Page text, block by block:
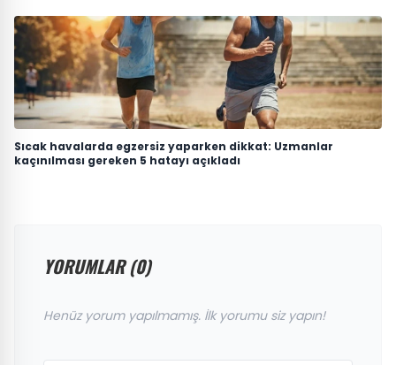
Sıcak havalarda egzersiz yaparken dikkat: Uzmanlar
kaçınılması gereken 5 hatayı açıkladı
YORUMLAR (0)
Henüz yorum yapılmamış. İlk yorumu siz yapın!